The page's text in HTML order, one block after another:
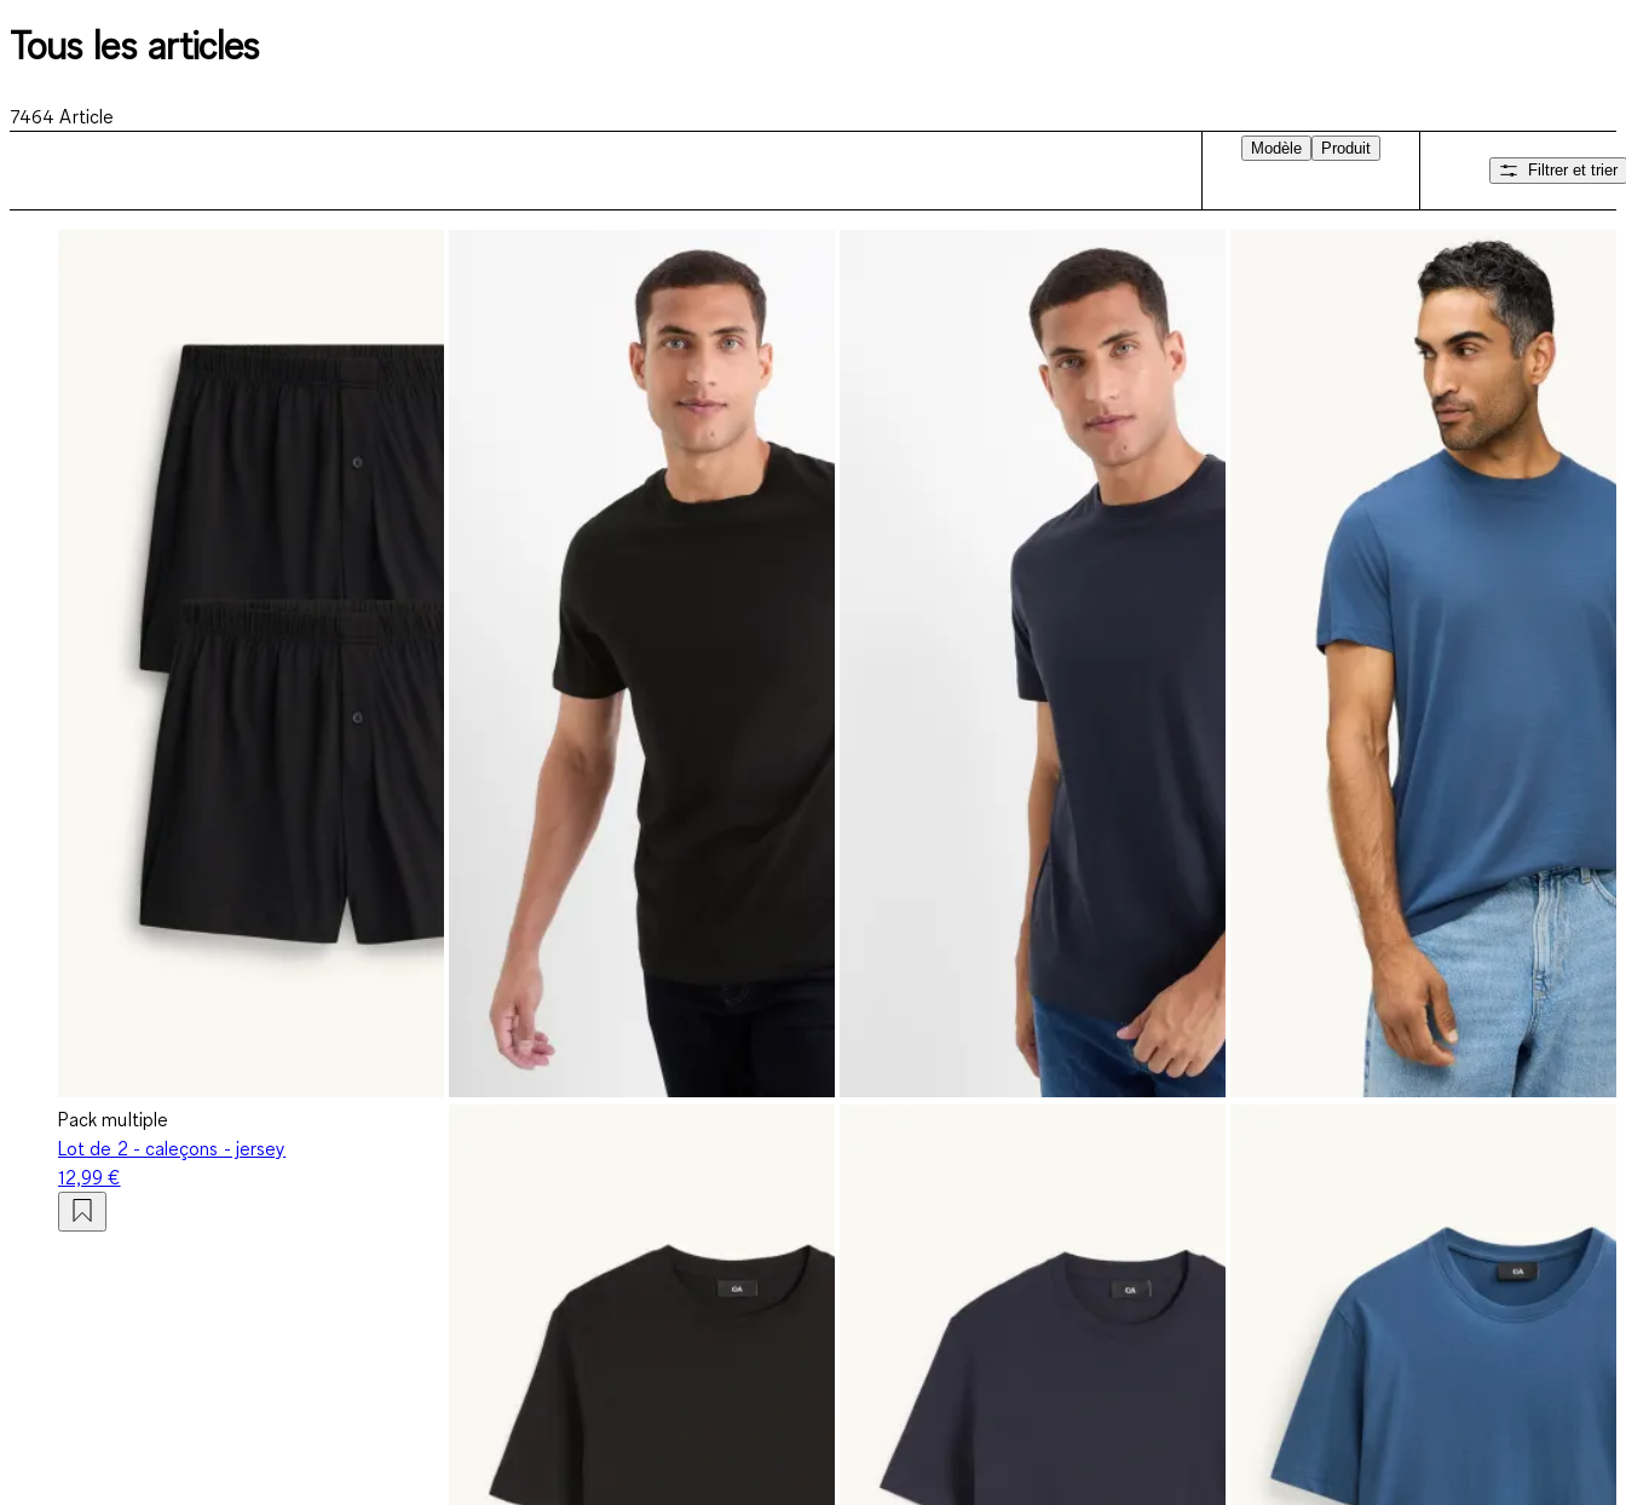
Tous les articles
7464 Article
Modèle
Produit
Filtrer et trier
Pack multiple
Lot de 2 - caleçons - jersey
12,99 €